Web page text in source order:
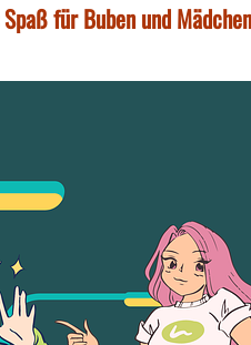
für Buben und